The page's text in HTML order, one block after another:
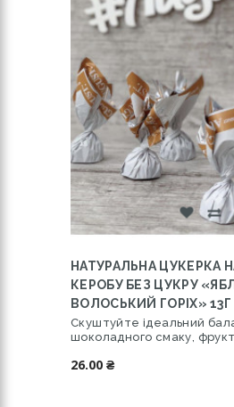
НАТУРАЛЬНА ЦУКЕРКА
КЕРОБУ БЕЗ ЦУКРУ
ВОЛОСЬКИЙ ГОРІХ» 13Г
Скуштуйте ідеальний
шоколадного смаку,
26.00 ₴